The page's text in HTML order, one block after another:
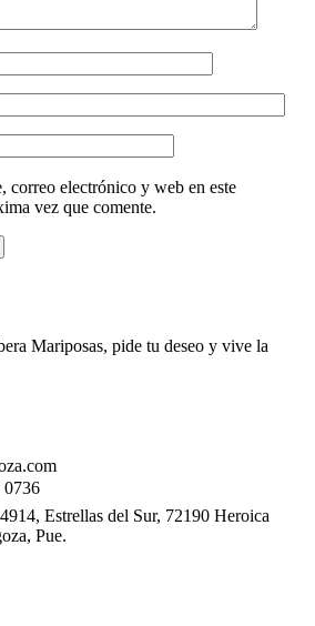
correo electrónico y web en este
vez que comente.
Mariposas, pide tu deseo y vive la
0736
Estrellas del Sur, 72190 Heroica
Pue.